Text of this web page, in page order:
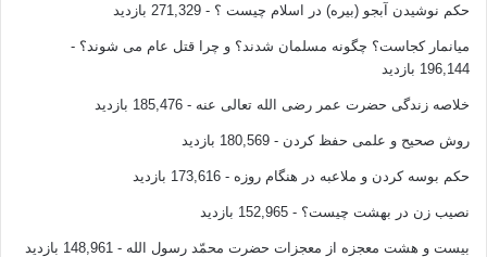
حکم نوشیدن آبجو (بیره) در اسلام چیست ؟ - 271,329 بازدید
میانمار کجاست؟ چگونه مسلمان شدند؟ و چرا قتل عام می شوند؟ -
196,144 بازدید
خلاصه زندگی حضرت عمر رضی الله تعالی عنه - 185,476 بازدید
روش صحیح و علمی حفظ کردن - 180,569 بازدید
حکم بوسه کردن و ملاعبه در هنگام روزه - 173,616 بازدید
نصیب زن در بهشت چیست؟ - 152,965 بازدید
بیست و هشت معجزه از معجزات حضرت محمّد رسول الله - 148,961 بازدید